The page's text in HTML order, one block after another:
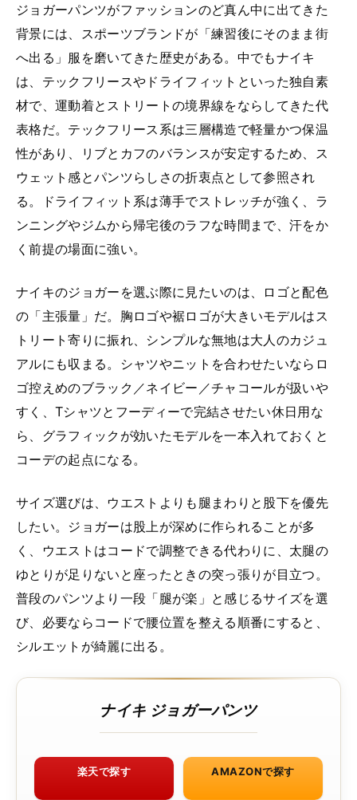
ジョガーパンツがファッションのど真ん中に出てきた
背景には、スポーツブランドが「練習後にそのまま街
へ出る」服を磨いてきた歴史がある。中でもナイキ
は、テックフリースやドライフィットといった独自素
材で、運動着とストリートの境界線をならしてきた代
表格だ。テックフリース系は三層構造で軽量かつ保温
性があり、リブとカフのバランスが安定するため、ス
ウェット感とパンツらしさの折衷点として参照され
る。ドライフィット系は薄手でストレッチが強く、ラ
ンニングやジムから帰宅後のラフな時間まで、汗をか
く前提の場面に強い。
ナイキのジョガーを選ぶ際に見たいのは、ロゴと配色
の「主張量」だ。胸ロゴや裾ロゴが大きいモデルはス
トリート寄りに振れ、シンプルな無地は大人のカジュ
アルにも収まる。シャツやニットを合わせたいならロ
ゴ控えめのブラック／ネイビー／チャコールが扱いや
すく、Tシャツとフーディーで完結させたい休日用な
ら、グラフィックが効いたモデルを一本入れておくと
コーデの起点になる。
サイズ選びは、ウエストよりも腿まわりと股下を優先
したい。ジョガーは股上が深めに作られることが多
く、ウエストはコードで調整できる代わりに、太腿の
ゆとりが足りないと座ったときの突っ張りが目立つ。
普段のパンツより一段「腿が楽」と感じるサイズを選
び、必要ならコードで腰位置を整える順番にすると、
シルエットが綺麗に出る。
ナイキ ジョガーパンツ
楽天で探す AMAZONで探す